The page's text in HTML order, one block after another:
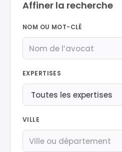
Affiner la recherche
NOM OU MOT-CLÉ
EXPERTISES
VILLE